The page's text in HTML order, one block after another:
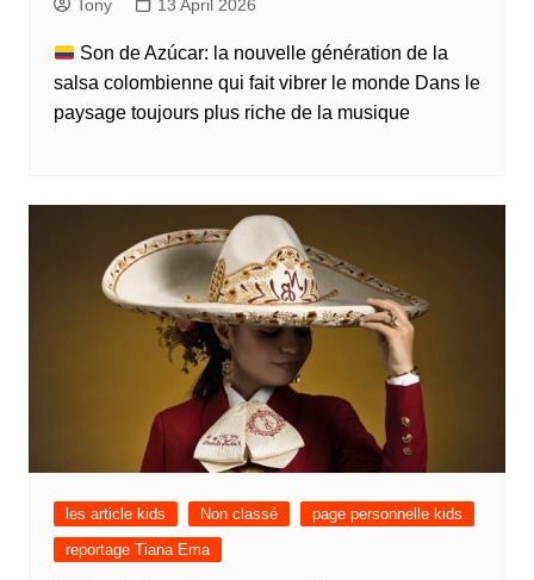
Tony 13 April 2026
Son de Azúcar: la nouvelle génération de la
salsa colombienne qui fait vibrer le monde Dans le
paysage toujours plus riche de la musique
les article kids Non classé
page personnelle kids
reportage Tiana Ema